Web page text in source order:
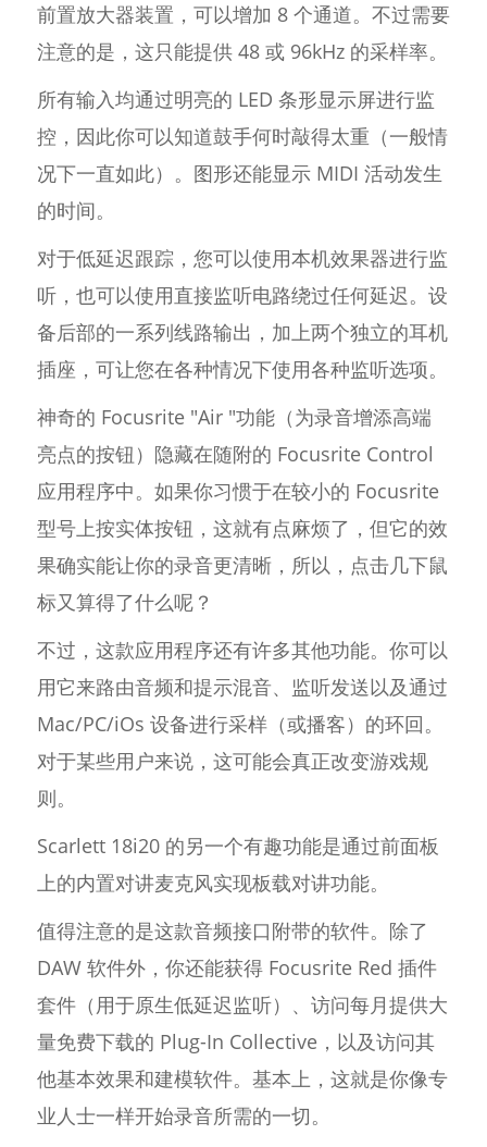
前置放大器装置，可以增加 8 个通道。不过需要
注意的是，这只能提供 48 或 96kHz 的采样率。
所有输入均通过明亮的 LED 条形显示屏进行监
控，因此你可以知道鼓手何时敲得太重（一般情
况下一直如此）。图形还能显示 MIDI 活动发生
的时间。
对于低延迟跟踪，您可以使用本机效果器进行监
听，也可以使用直接监听电路绕过任何延迟。设
备后部的一系列线路输出，加上两个独立的耳机
插座，可让您在各种情况下使用各种监听选项。
神奇的 Focusrite "Air "功能（为录音增添高端
亮点的按钮）隐藏在随附的 Focusrite Control
应用程序中。如果你习惯于在较小的 Focusrite
型号上按实体按钮，这就有点麻烦了，但它的效
果确实能让你的录音更清晰，所以，点击几下鼠
标又算得了什么呢？
不过，这款应用程序还有许多其他功能。你可以
用它来路由音频和提示混音、监听发送以及通过
Mac/PC/iOs 设备进行采样（或播客）的环回。
对于某些用户来说，这可能会真正改变游戏规
则。
Scarlett 18i20 的另一个有趣功能是通过前面板
上的内置对讲麦克风实现板载对讲功能。
值得注意的是这款音频接口附带的软件。除了
DAW 软件外，你还能获得 Focusrite Red 插件
套件（用于原生低延迟监听）、访问每月提供大
量免费下载的 Plug-In Collective，以及访问其
他基本效果和建模软件。基本上，这就是你像专
业人士一样开始录音所需的一切。